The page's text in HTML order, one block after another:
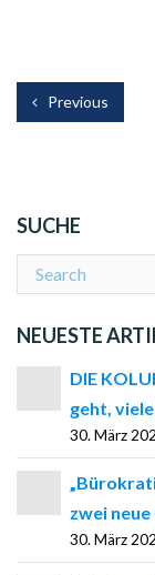
Previous
SUCHE
NEUESTE
DIE
geht,
30. März
zwei
30. März